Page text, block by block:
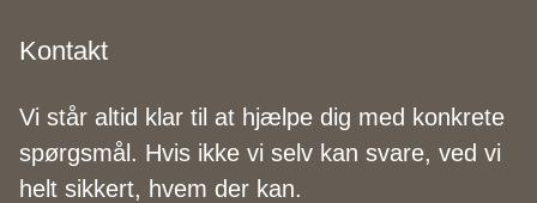
Kontakt
Vi står altid klar til at hjælpe dig med konkrete
spørgsmål. Hvis ikke vi selv kan svare, ved vi
helt sikkert, hvem der kan.